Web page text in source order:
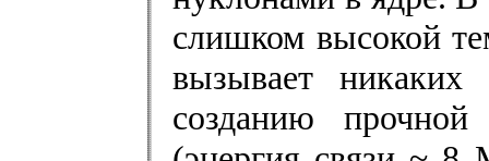
слишком высокой
вызывает
созданию